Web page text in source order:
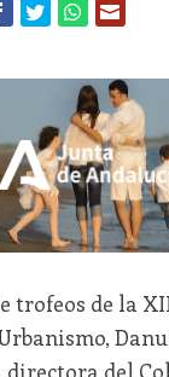
trofeos de la
directora del